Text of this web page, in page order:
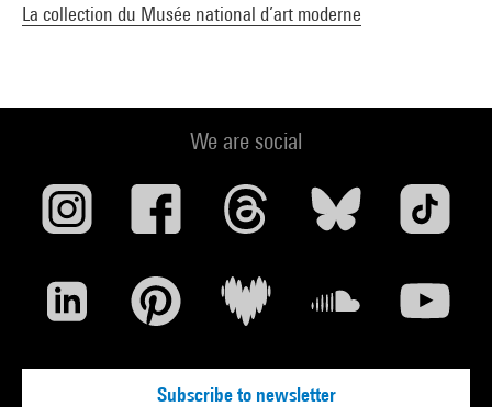
La collection du Musée national d’art moderne
We are social
Subscribe to newsletter